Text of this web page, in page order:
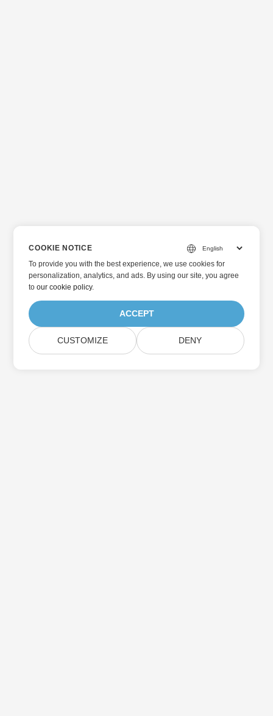
COOKIE NOTICE
To provide you with the best experience, we use cookies for
personalization, analytics, and ads. By using our site, you agree
toour cookie policy.
ACCEPT
CUSTOMIZE DENY